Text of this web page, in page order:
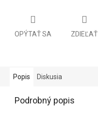
OPÝTAŤ SA ZDIEĽAŤ
Popis Diskusia
Podrobný popis